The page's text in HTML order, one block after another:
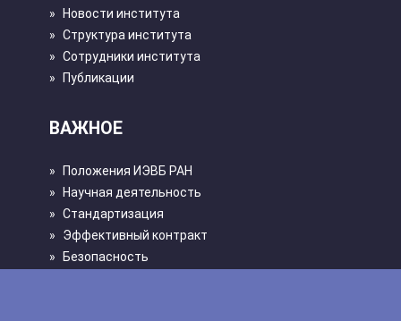
» Новости института
» Структура института
» Сотрудники института
» Публикации
ВАЖНОЕ
» Положения ИЭВБ РАН
» Научная деятельность
» Стандартизация
»
Эффективный контракт
» Безопасность